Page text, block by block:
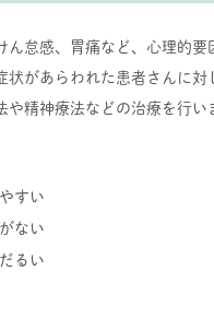
ん怠感、胃痛など、心理的要
状があらわれた患者さんに対
や精神療法などの治療を行い
すい
ない
るい